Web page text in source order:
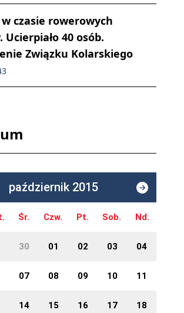
czasie rowerowych
Ucierpiało 40 osób.
Związku Kolarskiego
październik 2015
Śr. Czw. Pt. Sob. Nd.
30 01 02 03 04
07 08 09 10 11
14 15 16 17 18